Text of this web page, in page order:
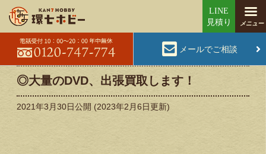
メールでご相談
◎大量のDVD、出張買取します！
2021年3月30日公開 (2023年2月6日更新)